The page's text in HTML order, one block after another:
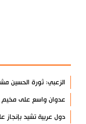
الزعبي: ثورة الحسين
عدوان واسع على مخيم
دول عربية تشيد بإنجاز